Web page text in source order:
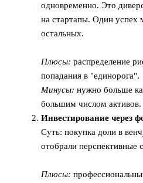
одновременно. Это
на стартапы. Один успех
остальных.
Плюсы: распределение
попадания в "единорога".
Минусы: нужно больше
большим числом активов.
Инвестирование через
Суть: покупка доли в
отобрали перспективные
Плюсы: